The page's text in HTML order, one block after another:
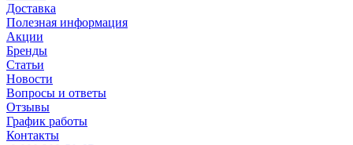
Доставка
Полезная информация
Акции
Бренды
Статьи
Новости
Вопросы и ответы
Отзывы
График работы
Контакты